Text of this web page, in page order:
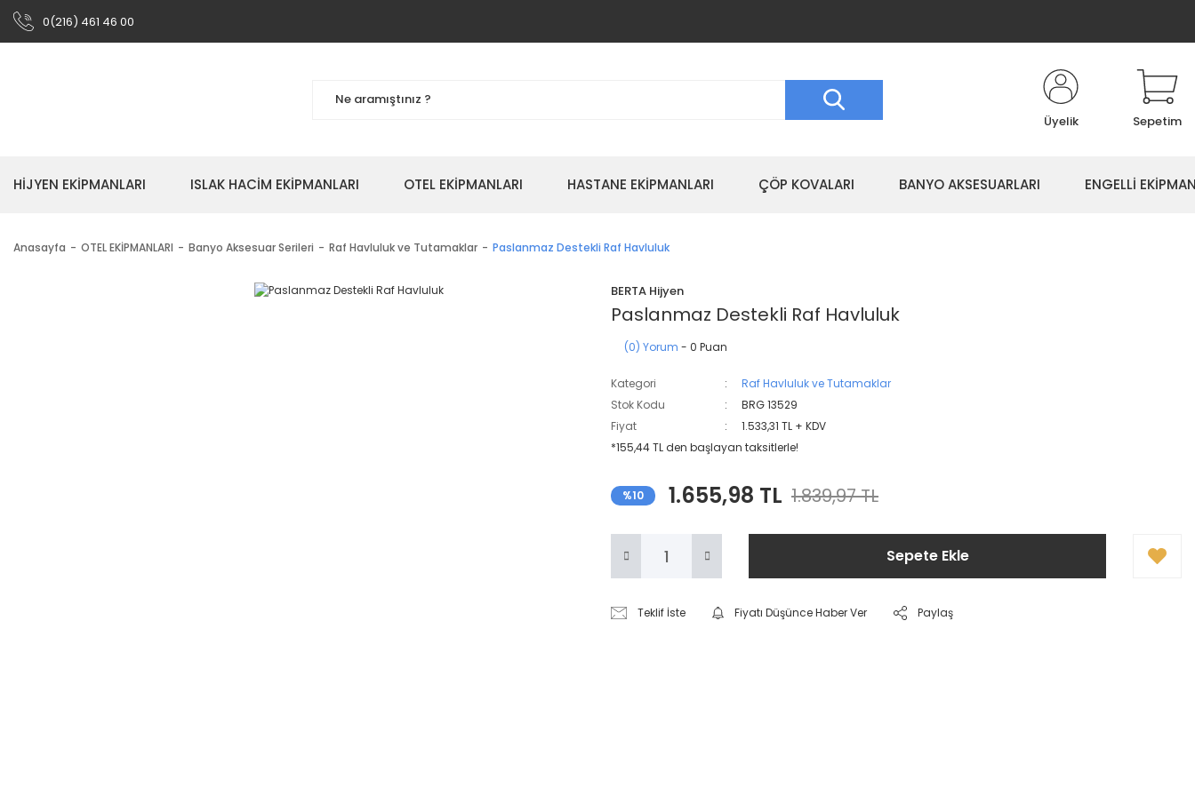
0(216) 461 46 00
Üyelik Sepetim
HİJYEN EKİPMANLARI ISLAK HACİM EKİPMANLARI OTEL EKİPMANLARI HASTANE EKİPMANLARI ÇÖP KOVALARI BANYO AKSESUARLARI ENGELLİ
Anasayfa OTEL EKİPMANLARI Banyo Aksesuar Serileri Raf Havluluk ve Tutamaklar Paslanmaz Destekli Raf Havluluk
BERTA Hijyen
Paslanmaz Destekli Raf Havluluk
(0) Yorum - 0 Puan
Kategori
Raf Havluluk ve Tutamaklar
Stok Kodu
BRG 13529
Fiyat
1.533,31 TL + KDV
*155,44 TL den başlayan taksitlerle!
%10 1.655,98 TL 1.839,97 TL
Sepete Ekle
Teklif İste Fiyatı Düşünce Haber Ver Paylaş